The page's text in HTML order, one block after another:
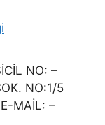
NO: –
NO:1/5
MAİL: –